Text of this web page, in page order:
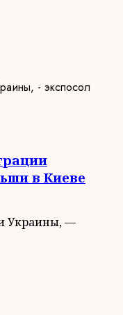
в Киеве
Украины, —